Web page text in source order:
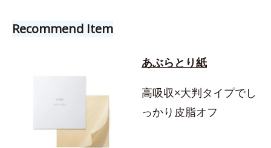
Recommend Item
あぶらとり紙
高吸収×大判タイプでし
っかり皮脂オフ